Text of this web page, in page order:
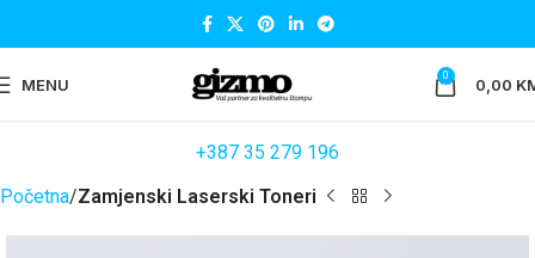
MENU 0 0,00
+387 35 279 196
Početna Zamjenski Laserski Toneri